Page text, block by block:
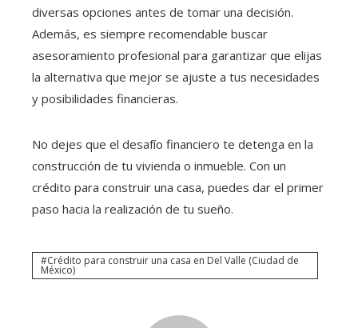
diversas opciones antes de tomar una decisión.
Además, es siempre recomendable buscar
asesoramiento profesional para garantizar que elijas
la alternativa que mejor se ajuste a tus necesidades
y posibilidades financieras.
No dejes que el desafío financiero te detenga en la
construcción de tu vivienda o inmueble. Con un
crédito para construir una casa, puedes dar el primer
paso hacia la realización de tu sueño.
Crédito para construir una casa en Del Valle (Ciudad de
México)